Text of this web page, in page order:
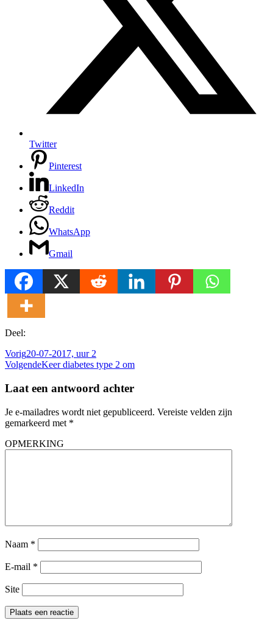
Twitter
Pinterest
LinkedIn
Reddit
WhatsApp
Gmail
Deel:
Vorig20-07-2017, uur 2
VolgendeKeer diabetes type 2 om
Laat een antwoord achter
Je e-mailadres wordt niet gepubliceerd. Vereiste velden zijn
gemarkeerd met *
OPMERKING
Naam *
E-mail *
Site